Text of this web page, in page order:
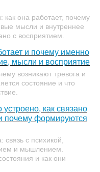
она работает, почему
мысли и внутреннее
с восприятием.
и почему именно
мысли и восприятие
возникают тревога и
состояние и что
как связано
почему формируются
связь с психикой,
и мышлением.
и как они